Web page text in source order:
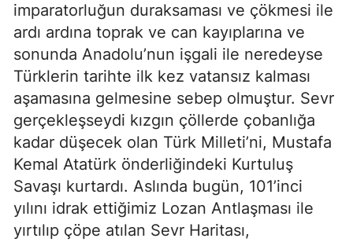
imparatorluğun duraksaması ve çökmesi ile
ardı ardına toprak ve can kayıplarına ve
sonunda Anadolu’nun işgali ile neredeyse
Türklerin tarihte ilk kez vatansız kalması
aşamasına gelmesine sebep olmuştur. Sevr
gerçekleşseydi kızgın çöllerde çobanlığa
kadar düşecek olan Türk Milleti’ni, Mustafa
Kemal Atatürk önderliğindeki Kurtuluş
Savaşı kurtardı. Aslında bugün, 101’inci
yılını idrak ettiğimiz Lozan Antlaşması ile
yırtılıp çöpe atılan Sevr Haritası,